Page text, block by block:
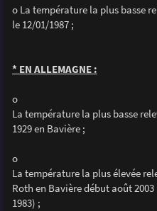
o La température la plus basse
le 12/01/1987 ;
* EN ALLEMAGNE :
o
La température la plus basse
1929 en Bavière ;
o
La température la plus élevée
Roth en Bavière début août
1983) ;